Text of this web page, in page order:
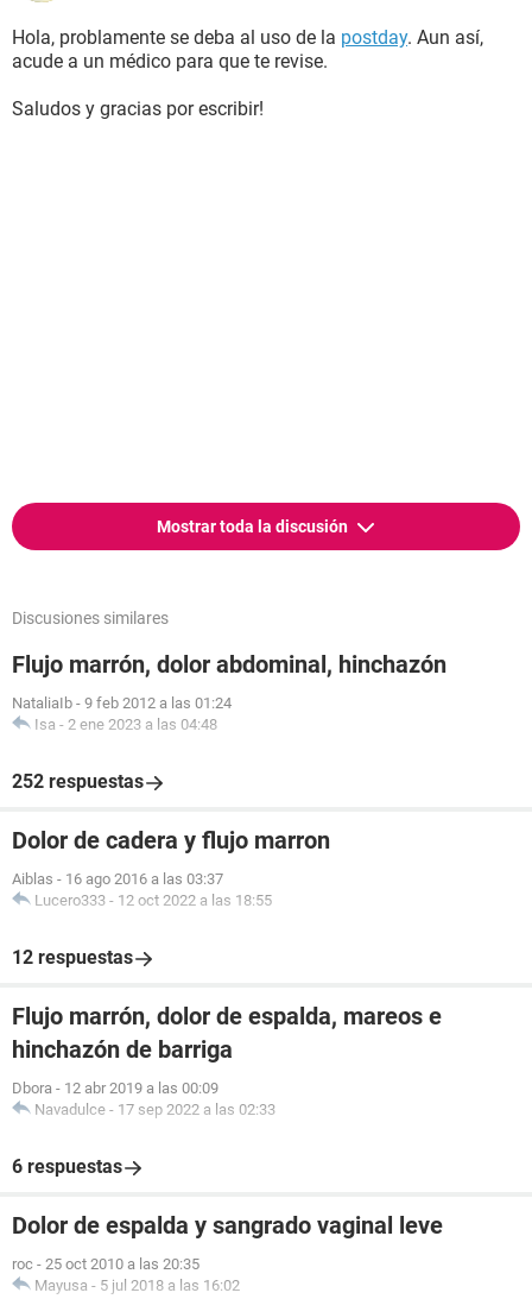
Hola, problamente se deba al uso de la postday. Aun así,
acude a un médico para que te revise.
Saludos y gracias por escribir!
Mostrar toda la discusión
Discusiones similares
Flujo marrón, dolor abdominal, hinchazón
NataliaIb - 9 feb 2012 a las 01:24
Isa - 2 ene 2023 a las 04:48
252 respuestas
Dolor de cadera y flujo marron
Aiblas - 16 ago 2016 a las 03:37
Lucero333 - 12 oct 2022 a las 18:55
12 respuestas
Flujo marrón, dolor de espalda, mareos e
hinchazón de barriga
Dbora - 12 abr 2019 a las 00:09
Navadulce - 17 sep 2022 a las 02:33
6 respuestas
Dolor de espalda y sangrado vaginal leve
roc - 25 oct 2010 a las 20:35
Mayusa - 5 jul 2018 a las 16:02